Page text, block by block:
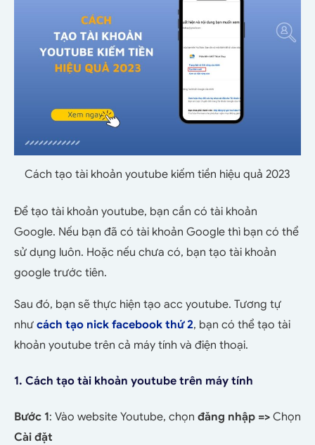
Cách tạo tài khoản youtube kiếm tiền hiệu quả 2023
Để tạo tài khoản youtube, bạn cần có tài khoản
Google. Nếu bạn đã có tài khoản Google thì bạn có thể
sử dụng luôn. Hoặc nếu chưa có, bạn tạo tài khoản
google trước tiên.
Sau đó, bạn sẽ thực hiện tạo acc youtube. Tương tự
như cách tạo nick facebook thứ 2, bạn có thể tạo tài
khoản youtube trên cả máy tính và điện thoại.
1. Cách tạo tài khoản youtube trên máy tính
Bước 1: Vào website Youtube, chọn đăng nhập => Chọn
Cài đặt